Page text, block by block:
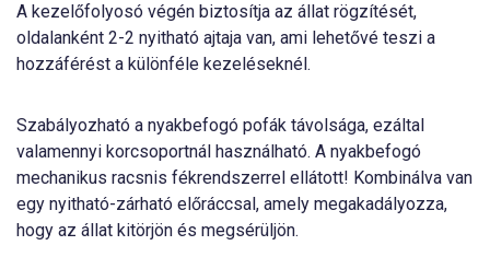
A kezelőfolyosó végén biztosítja az állat rögzítését,
oldalanként 2-2 nyitható ajtaja van, ami lehetővé teszi a
hozzáférést a különféle kezeléseknél.
Szabályozható a nyakbefogó pofák távolsága, ezáltal
valamennyi korcsoportnál használható. A nyakbefogó
mechanikus racsnis fékrendszerrel ellátott! Kombinálva van
egy nyitható-zárható előráccsal, amely megakadályozza,
hogy az állat kitörjön és megsérüljön.